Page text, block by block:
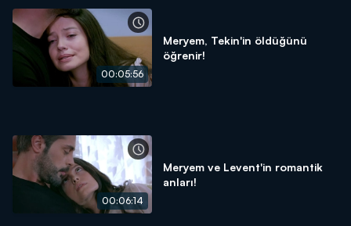
00:05:56
Meryem, Tekin'in öldüğünü
öğrenir!
00:06:14
Meryem ve Levent'in romantik
anları!